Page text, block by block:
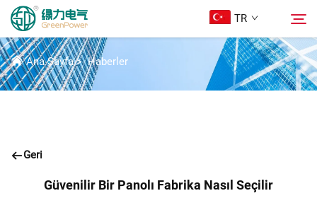
TR
Ürünler
HABER
Ana Sayfa>Haberler
Geri
Güvenilir Bir Panolı Fabrika Nasıl Seçilir